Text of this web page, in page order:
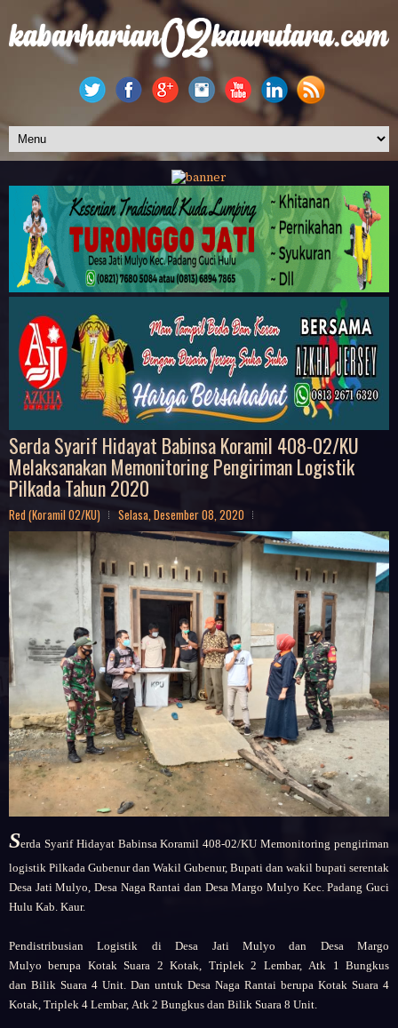
Serda Syarif Hidayat Babinsa Koramil 408-02/KU
Melaksanakan Memonitoring Pengiriman Logistik
Pilkada Tahun 2020
Red (Koramil 02/KU) Selasa, Desember 08, 2020
Serda Syarif Hidayat Babinsa Koramil 408-02/KUMemonitoring pengiriman
logistik Pilkada Gubenur dan Wakil Gubenur, Bupati dan wakil bupati serentak
Desa Jati Mulyo, Desa Naga Rantai dan Desa Margo Mulyo Kec. Padang Guci
Hulu Kab. Kaur.
Pendistribusian Logistik di Desa Jati Mulyo dan Desa Margo
Mulyoberupa Kotak Suara 2 Kotak, Triplek 2 Lembar, Atk 1 Bungkus
dan Bilik Suara 4 Unit. Dan untuk Desa Naga Rantai berupa Kotak Suara 4
Kotak, Triplek 4 Lembar, Atk 2 Bungkus dan Bilik Suara 8 Unit.